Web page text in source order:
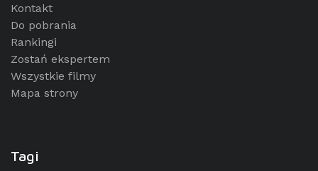
Kontakt
Do pobrania
Rankingi
Zostań ekspertem
Wszystkie filmy
Mapa strony
Tagi